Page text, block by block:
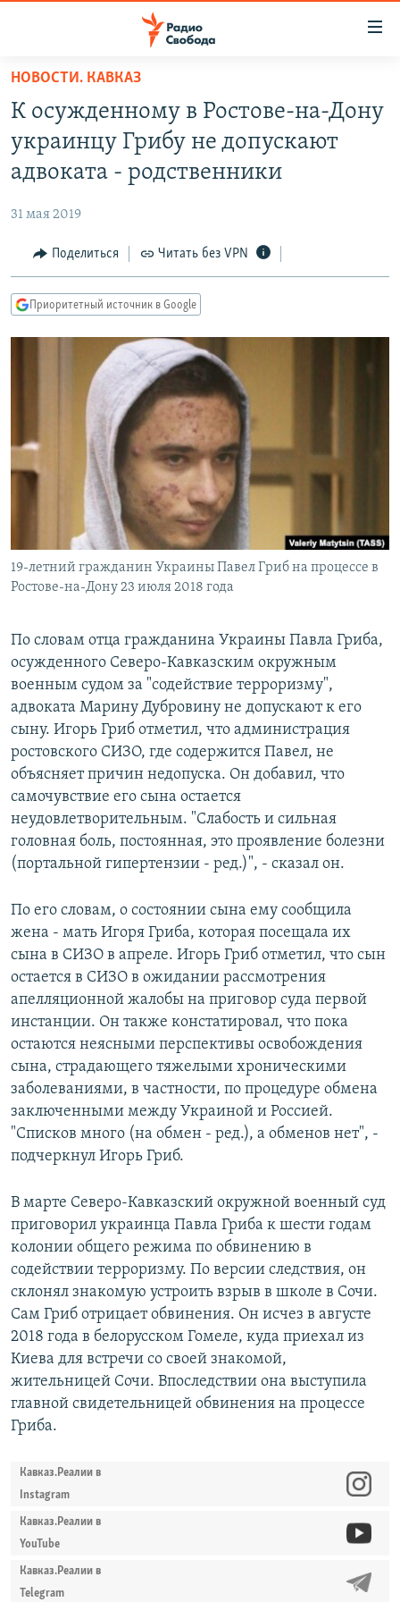
упрощенного
доступа
основному
Вернутся
Вернутся
ПОДКАСТЫ
АВТОРСКИЕ ПРОЕКТЫ
МНЕНИЯ
КУЛЬТУРА
КАВКАЗ.РЕАЛИИ
СЕВЕР.РЕАЛИИ
СИБИРЬ.РЕАЛИИ
РАСПИСАНИЕ ВЕЩАНИЯ
ПОДПИШИТЕСЬ НА РАССЫЛКУ
СОЦИАЛЬНЫЕ СЕТИ
НОВОСТИ. КАВКАЗ
К осужденному в Ростове-на-Дону
украинцу Грибу не допускают
адвоката - родственники
31 мая 2019
Поделиться Читать без VPN
Приоритетный источник в Google
19-летний гражданин Украины Павел Гриб на процессе в
Ростове-на-Дону 23 июля 2018 года
По словам отца гражданина Украины Павла Гриба,
осужденного Северо-Кавказским окружным
военным судом за "содействие терроризму",
адвоката Марину Дубровину не допускают к его
сыну. Игорь Гриб отметил, что администрация
ростовского СИЗО, где содержится Павел, не
объясняет причин недопуска. Он добавил, что
самочувствие его сына остается
неудовлетворительным. "Слабость и сильная
головная боль, постоянная, это проявление болезни
(портальной гипертензии - ред.)", - сказал он.
По его словам, о состоянии сына ему сообщила
жена - мать Игоря Гриба, которая посещала их
сына в СИЗО в апреле. Игорь Гриб отметил, что сын
остается в СИЗО в ожидании рассмотрения
апелляционной жалобы на приговор суда первой
инстанции. Он также констатировал, что пока
остаются неясными перспективы освобождения
сына, страдающего тяжелыми хроническими
заболеваниями, в частности, по процедуре обмена
заключенными между Украиной и Россией.
"Списков много (на обмен - ред.), а обменов нет", -
подчеркнул Игорь Гриб.
В марте Северо-Кавказский окружной военный суд
приговорил украинца Павла Гриба к шести годам
колонии общего режима по обвинению в
содействии терроризму. По версии следствия, он
склонял знакомую устроить взрыв в школе в Сочи.
Сам Гриб отрицает обвинения. Он исчез в августе
2018 года в белорусском Гомеле, куда приехал из
Киева для встречи со своей знакомой,
жительницей Сочи. Впоследствии она выступила
главной свидетельницей обвинения на процессе
Гриба.
Кавказ.Реалии в
Instagram
Кавказ.Реалии в
YouTube
Кавказ.Реалии в
Telegram